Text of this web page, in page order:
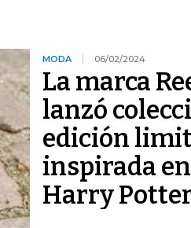
MODA 06/02/2024
La marca
lanzó
edición
inspirada
Harry